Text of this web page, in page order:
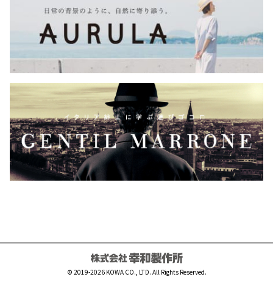
© 2019-2026 KOWA CO., LTD. All Rights Reserved.